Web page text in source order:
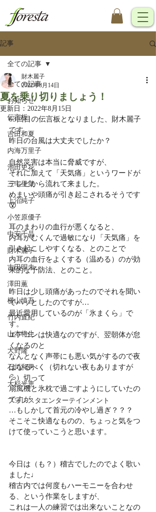
記事
全ての記事
お知らせ
伝言板
吉田和夏
内海万里子
池田史花
三宅里菜
上沼純子
小笠原優子
中安千晶
財木麗子
吉田明未
澤田薫
横山慎吾
竹内直紀
山本将生
大野隆
石川和男
大杉光恵
フォレスタエンターテインメント
全ての記事
夏を乗り切りましょう！
財木麗子
2022年8月14日
更新日： 2022年8月15日
63回目の伝言板となりました、財木麗子
です。
昨日の台風は大丈夫でしたか？
自然災害は本当に脅威ですが、
それに加えて「天気痛」というワードが
テレビから流れて来ました。
めまいや頭痛が引き起こされるそうです
😵
耳のまわりの血行が悪くなると、
内耳がむくんで過敏になり「天気痛」を
引き起こしやすくなる、とのことで
内耳の血行をよくする（温める）のが効
果的な予防法、とのこと。
昨日は少し頭痛があったのでそれを聞い
てハッとしたのですが…
最近愛用しているのが「氷まくら」で
す。
エアコンは快適なのですが、翌朝体が怠
くなるのと
なんとなく声帯にも悪い気がするので夜
はなるべく（切れない夜もありますが
💦）切って
扇風機と氷枕で過ごすようにしていたの
ですが
…もしかして首元の冷やし過ぎ？？？
そこそこ快適なものの、ちょっと気をつ
けて使っていこうと思います。
今日は（も？）稽古でしたのでよく歌い
ました♩
稽古内では何度もハーモニーを合わせ
る、という作業をしますが、
これは一人の練習では出来ないことなの